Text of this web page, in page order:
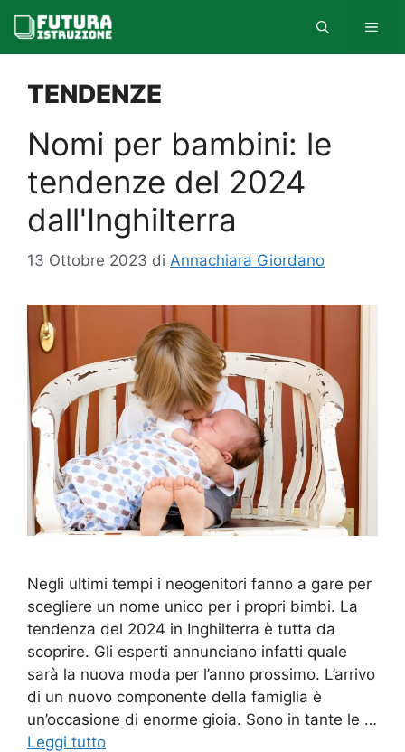
contenuto
TENDENZE
Nomi per bambini: le
tendenze del 2024
dall'Inghilterra
13 Ottobre 2023 di Annachiara Giordano
Negli ultimi tempi i neogenitori fanno a gare per
scegliere un nome unico per i propri bimbi. La
tendenza del 2024 in Inghilterra è tutta da
scoprire. Gli esperti annunciano infatti quale
sarà la nuova moda per l’anno prossimo. L’arrivo
di un nuovo componente della famiglia è
un’occasione di enorme gioia. Sono in tante le …
Leggi tutto